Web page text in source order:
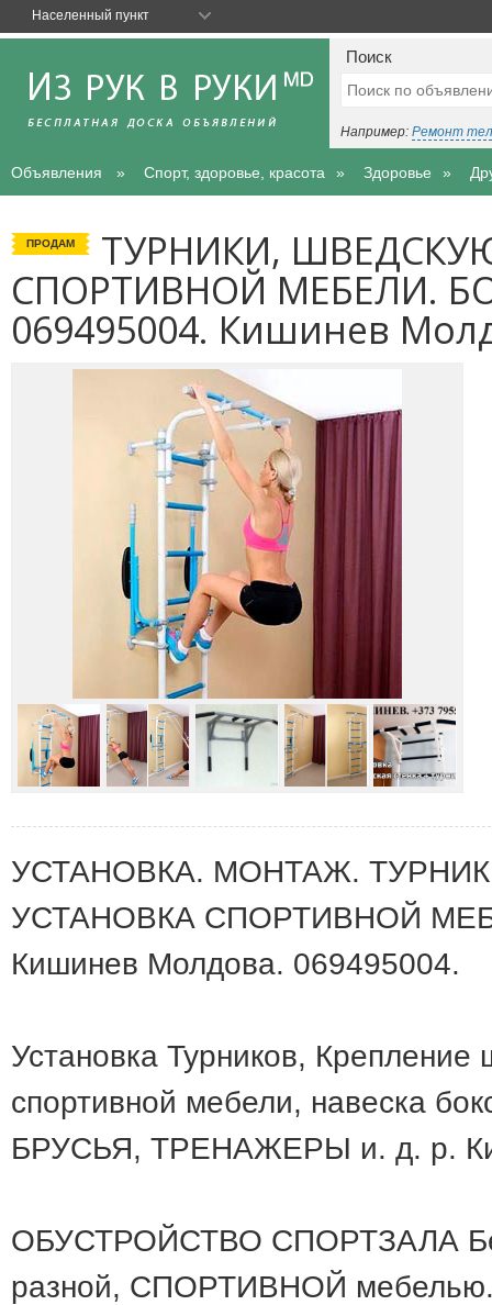
Поиск
Например: Ремонт
Объявления Спорт, здоровье, красота Здоровье
ПРОДАМ ТУРНИКИ,
СПОРТИВНОЙ МЕБЕЛИ.
069495004. Кишинев
УСТАНОВКА. МОНТАЖ.
УСТАНОВКА СПОРТИВНОЙ
Кишинев Молдова. 069495004.
Установка Турников, Крепление
спортивной мебели, навеска
БРУСЬЯ, ТРЕНАЖЕРЫ и. д. р.
ОБУСТРОЙСТВО СПОРТЗАЛА
разной, СПОРТИВНОЙ
Населенный пункт